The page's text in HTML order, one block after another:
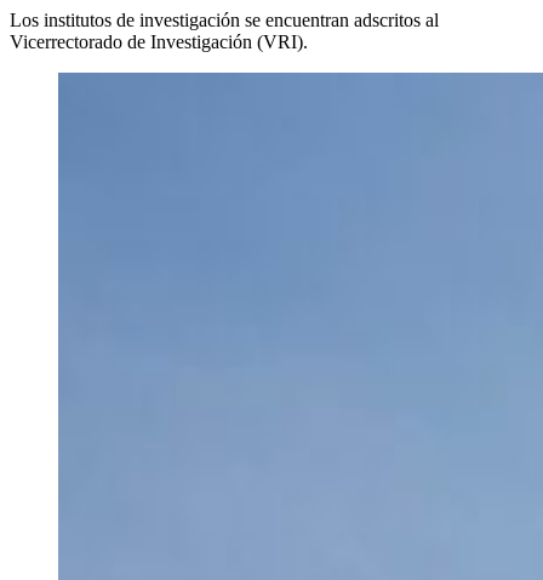
Los institutos de investigación se encuentran adscritos al
Vicerrectorado de Investigación (VRI).